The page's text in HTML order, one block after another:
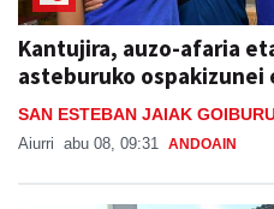
Kantujira, auzo-afaria
asteburuko ospakizunei
SAN ESTEBAN JAIAK
Aiurri abu 08, 09:31 ANDOAIN